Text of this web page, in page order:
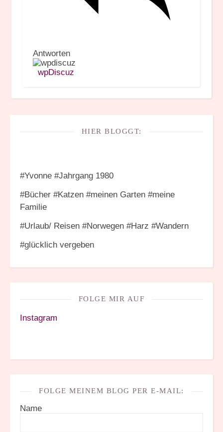
Antworten
wpDiscuz
HIER BLOGGT:
#Yvonne #Jahrgang 1980
#Bücher #Katzen #meinen Garten #meine
Familie
#Urlaub/ Reisen #Norwegen #Harz #Wandern
#glücklich vergeben
FOLGE MIR AUF
Instagram
FOLGE MEINEM BLOG PER E-MAIL:
Name